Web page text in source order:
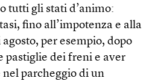
tutti gli stati d’animo:
fino all’impotenza e alla
per esempio, dopo
pastiglie dei freni e aver
parcheggio di un